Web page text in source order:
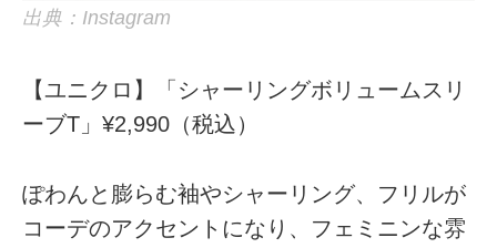
出典：Instagram
【ユニクロ】「シャーリングボリュームスリ
ーブT」¥2,990（税込）
ぽわんと膨らむ袖やシャーリング、フリルが
コーデのアクセントになり、フェミニンな雰